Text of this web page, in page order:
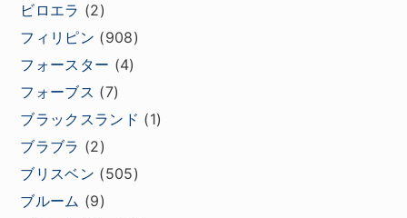
ビロエラ (2)
フィリピン (908)
フォースター (4)
フォーブス (7)
ブラックスランド (1)
ブラブラ (2)
ブリスベン (505)
ブルーム (9)